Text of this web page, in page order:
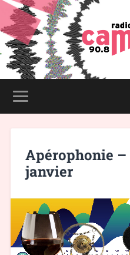
Apérophonie –
janvier